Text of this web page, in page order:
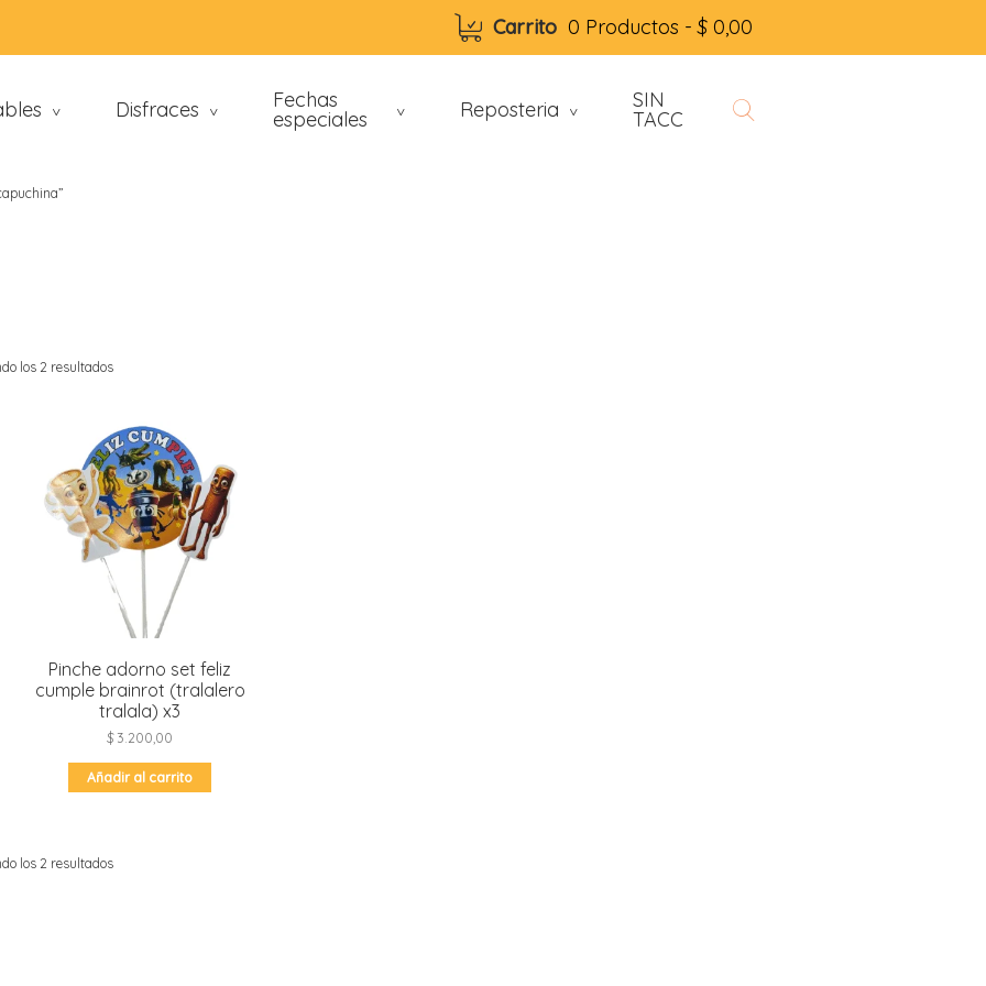
Carrito 0 Productos -$ 0,00
> Disfraces > Fechas
especiales > Reposteria > SIN
TACC
los 2 resultados
Pinche adorno set feliz
cumple brainrot (tralalero
tralala) x3
$3.200,00
Añadir al carrito
los 2 resultados